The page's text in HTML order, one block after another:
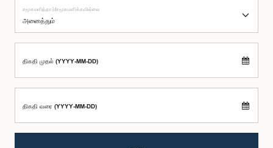
சமூகமளித்தார்/சமூகமளிக்கவில்லை
திகதி முதல் (YYYY-MM-DD)
திகதி வரை (YYYY-MM-DD)